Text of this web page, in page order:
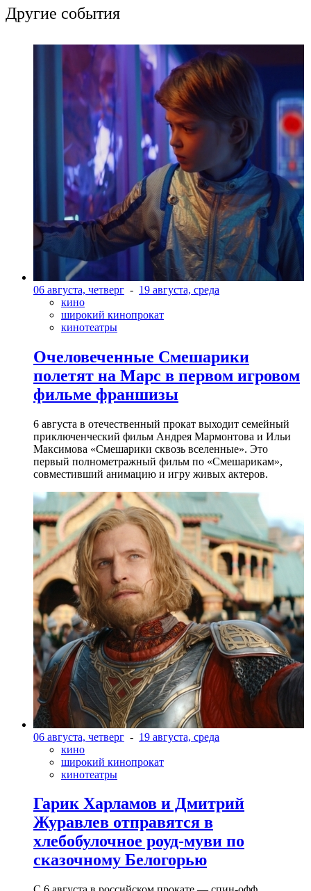
Другие события
06 августа, четверг - 19 августа, среда
кино
широкий кинопрокат
кинотеатры
Очеловеченные Смешарики
полетят на Марс в первом игровом
фильме франшизы
6 августа в отечественный прокат выходит семейный
приключенческий фильм Андрея Мармонтова и Ильи
Максимова «Смешарики сквозь вселенные». Это
первый полнометражный фильм по «Смешарикам»,
совместивший анимацию и игру живых актеров.
06 августа, четверг - 19 августа, среда
кино
широкий кинопрокат
кинотеатры
Гарик Харламов и Дмитрий
Журавлев отправятся в
хлебобулочное роуд-муви по
сказочному Белогорью